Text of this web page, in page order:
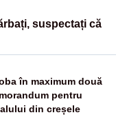
suspectați că
în maximum două
pentru
din creșele